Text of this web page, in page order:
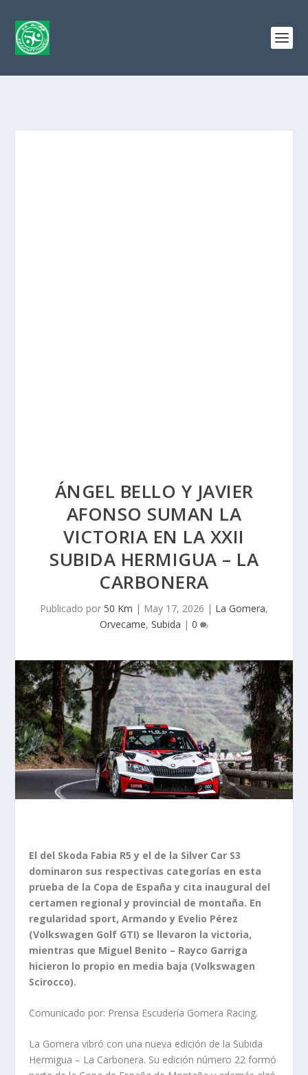
ÁNGEL BELLO Y JAVIER
AFONSO SUMAN LA
VICTORIA EN LA XXII
SUBIDA HERMIGUA – LA
CARBONERA
Publicado por 50 Km | May 17, 2026 | La Gomera,
Orvecame, Subida | 0
El del Skoda Fabia R5 y el de la Silver Car S3
dominaron sus respectivas categorías en esta
prueba de la Copa de España y cita inaugural del
certamen regional y provincial de montaña. En
regularidad sport, Armando y Evelio Pérez
(Volkswagen Golf GTI) se llevaron la victoria,
mientras que Miguel Benito – Rayco Garriga
hicieron lo propio en media baja (Volkswagen
Scirocco).
Comunicado por: Prensa Escudería Gomera Racing.
La Gomera vibró con una nueva edición de la Subida
Hermigua – La Carbonera. Su edición número 22 formó